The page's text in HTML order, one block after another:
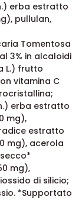
erba estratto
pullulan,
Tomentosa
3% in alcaloidi
L.) frutto
vitamina C
erba estratto
mg),
estratto
mg), acerola
mg),
di silicio;
*Supportato